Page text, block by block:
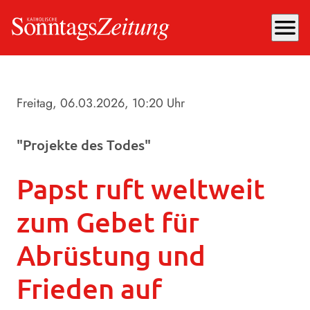
menu
Freitag, 06.03.2026, 10:20 Uhr
"Projekte des Todes"
Papst ruft weltweit
zum Gebet für
Abrüstung und
Frieden auf